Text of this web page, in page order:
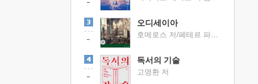
오디세이아
독서의 기술
고명환 저